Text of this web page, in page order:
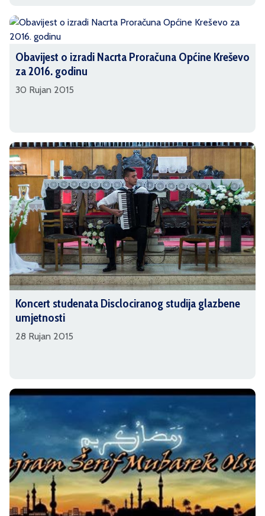
Obavijest o izradi Nacrta Proračuna Općine Kreševo
za 2016. godinu
30 Rujan 2015
Koncert studenata Disclociranog studija glazbene
umjetnosti
28 Rujan 2015